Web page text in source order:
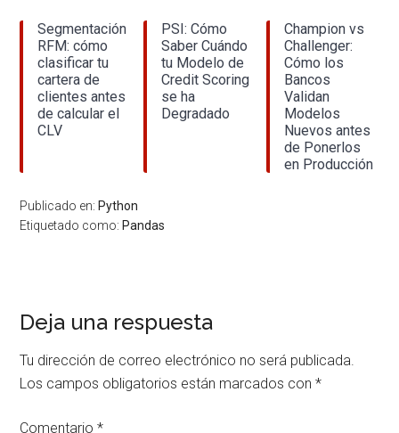
Segmentación
RFM: cómo
clasificar tu
cartera de
clientes antes
de calcular el
CLV
PSI: Cómo
Saber Cuándo
tu Modelo de
Credit Scoring
se ha
Degradado
Champion vs
Challenger:
Cómo los
Bancos
Validan
Modelos
Nuevos antes
de Ponerlos
en Producción
Publicado en: Python
Etiquetado como: Pandas
Interacciones
con
los
lectores
Deja una respuesta
Tu dirección de correo electrónico no será publicada.
Los campos obligatorios están marcados con*
Comentario*